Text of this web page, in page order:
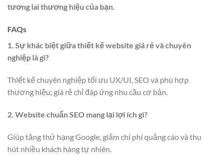
tương lai thương hiệu của bạn.
FAQs
1. Sự khác biệt giữa thiết kế website giá rẻ và chuyên
nghiệp là gì?
Thiết kế chuyên nghiệp tối ưu UX/UI, SEO và phù hợp
thương hiệu; giá rẻ chỉ đáp ứng nhu cầu cơ bản.
2. Website chuẩn SEO mang lại lợi ích gì?
Giúp tăng thứ hạng Google, giảm chi phí quảng cáo và thu
hút nhiều khách hàng tự nhiên.